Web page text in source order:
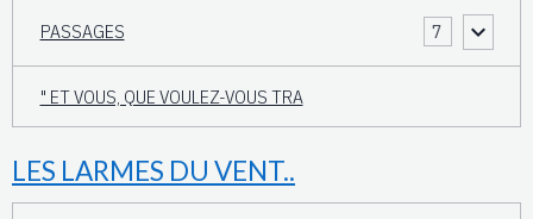
PASSAGES 7
" ET VOUS, QUE VOULEZ-VOUS TRA
LES LARMES DU VENT..